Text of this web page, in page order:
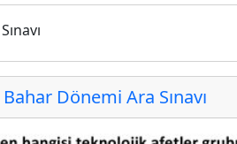
Dönemi Ara Sınavı